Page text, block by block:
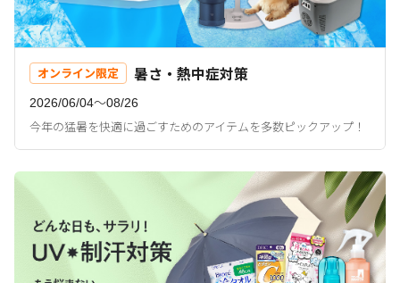
オンライン限定 暑さ・熱中症対策
2026/06/04〜08/26
今年の猛暑を快適に過ごすためのアイテムを多数ピックアップ！